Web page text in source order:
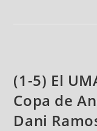
(1-5) El
Copa de
Dani